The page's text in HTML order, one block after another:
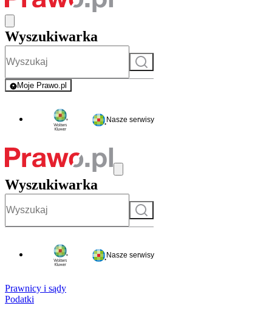
Wyszukiwarka
Szukaj
Moje Prawo.pl
- rejestracja i logowanie do serwisu
Nasze serwisy
Wyszukiwarka
Szukaj
Nasze serwisy
Prawnicy i sądy
Podatki